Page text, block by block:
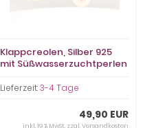
Klappcreolen, Silber 925
mit Süßwasserzuchtperlen
Lieferzeit:3-4 Tage
49,90 EUR
inkl. 19 % MwSt. zzgl.Versandkosten